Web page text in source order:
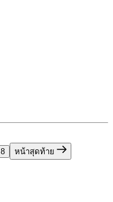
8 หน้าสุดท้าย